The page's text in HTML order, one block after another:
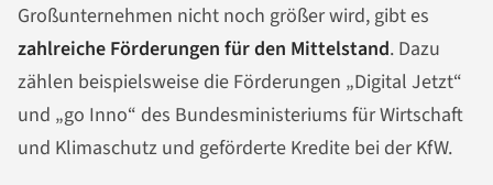
Großunternehmen nicht noch größer wird, gibt es
zahlreiche Förderungen für den Mittelstand. Dazu
zählen beispielsweise die Förderungen „Digital Jetzt“
und „go Inno“ des Bundesministeriums für Wirtschaft
und Klimaschutz und geförderte Kredite bei der KfW.